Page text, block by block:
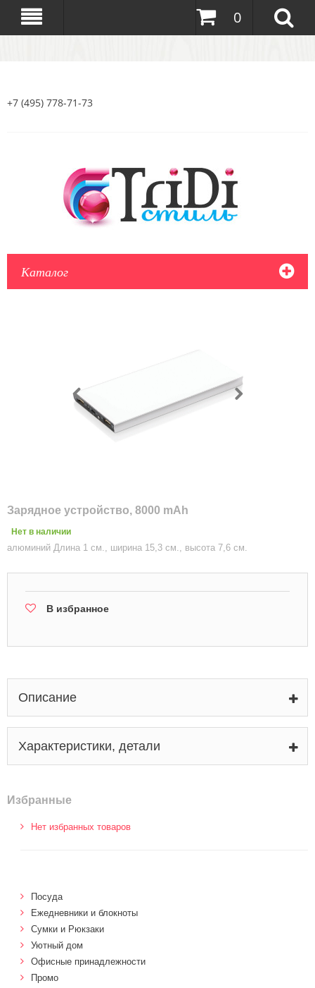
0
+7 (495) 778-71-73
Каталог
Зарядное устройство, 8000 mAh
Нет в наличии
алюминий Длина 1 см., ширина 15,3 см., высота 7,6 см.
В избранное
Описание
Характеристики, детали
Избранные
Нет избранных товаров
Посуда
Ежедневники и блокноты
Сумки и Рюкзаки
Уютный дом
Офисные принадлежности
Промо